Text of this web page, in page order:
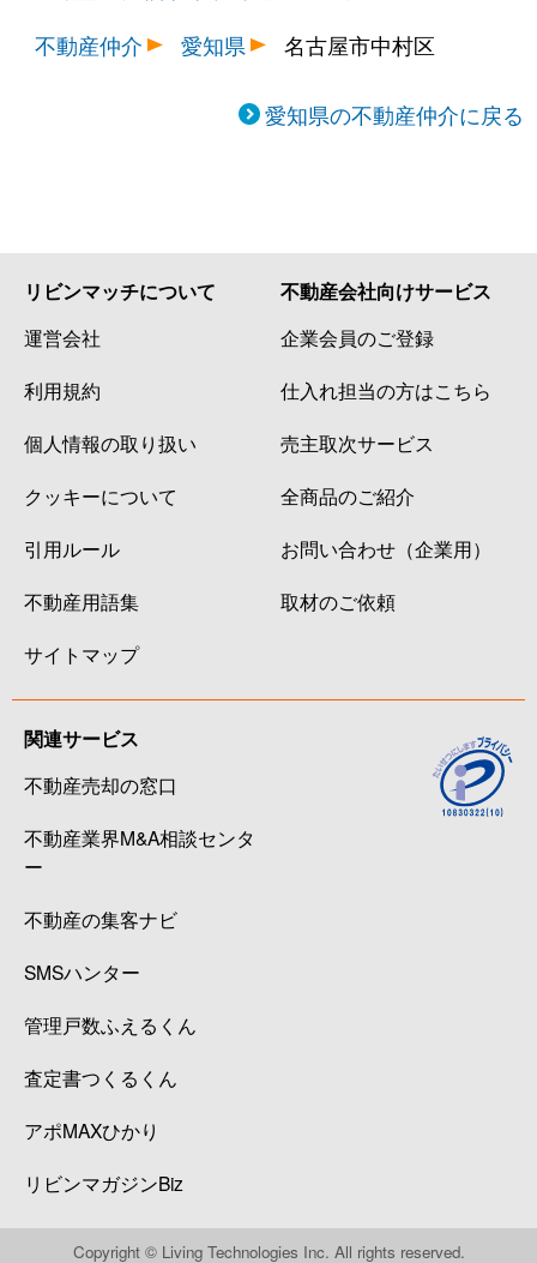
不動産仲介
愛知県 名古屋市中村区
愛知県の不動産仲介に戻る
リビンマッチについて
運営会社
利用規約
個人情報の取り扱い
クッキーについて
引用ルール
不動産用語集
サイトマップ
不動産会社向けサービス
企業会員のご登録
仕入れ担当の方はこちら
売主取次サービス
全商品のご紹介
お問い合わせ（企業用）
取材のご依頼
関連サービス
不動産売却の窓口
不動産業界M&A相談センタ
ー
不動産の集客ナビ
SMSハンター
管理戸数ふえるくん
査定書つくるくん
アポMAXひかり
リビンマガジンBiz
Copyright © Living Technologies Inc. All rights reserved.